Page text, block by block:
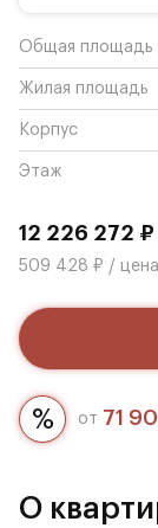
Общая площадь
Жилая площадь
Корпус
Этаж
12 226 272 ₽
509 428 ₽ /
от 71
О